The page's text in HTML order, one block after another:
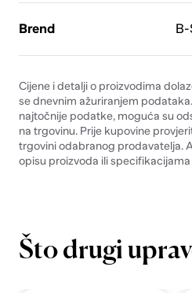
Brend B-
Cijene i detalji o proizvodima
se dnevnim ažuriranjem
najtočnije podatke, moguća su
na trgovinu. Prije kupovine
trgovini odabranog prodavatelja.
opisu proizvoda ili
Što drugi